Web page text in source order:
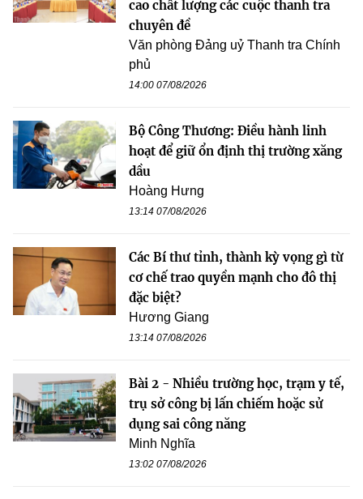
cao chất lượng các cuộc thanh tra
chuyên đề
Văn phòng Đảng uỷ Thanh tra Chính
phủ
14:00 07/08/2026
Bộ Công Thương: Điều hành linh
hoạt để giữ ổn định thị trường xăng
dầu
Hoàng Hưng
13:14 07/08/2026
Các Bí thư tỉnh, thành kỳ vọng gì từ
cơ chế trao quyền mạnh cho đô thị
đặc biệt?
Hương Giang
13:14 07/08/2026
Bài 2 - Nhiều trường học, trạm y tế,
trụ sở công bị lấn chiếm hoặc sử
dụng sai công năng
Minh Nghĩa
13:02 07/08/2026